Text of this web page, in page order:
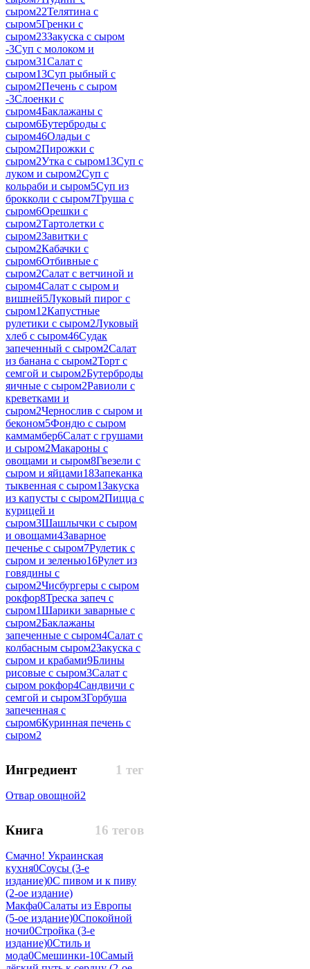
сыром22Телятина с
сыром5Гренки с
сыром23Закуска с сыром
-3Суп с молоком и
сыром31Салат с
сыром13Суп рыбный с
сыром2Печень с сыром
-3Слоенки с
сыром4Баклажаны с
сыром6Бутерброды с
сыром46Оладьи с
сыром2Пирожки с
сыром2Утка с сыром13Суп с
луком и сыром2Суп с
кольраби и сыром5Суп из
брокколи с сыром7Груша с
сыром6Орешки с
сыром2Тартолетки с
сыром2Завитки с
сыром2Кабачки с
сыром6Отбивные с
сыром2Салат с ветчиной и
сыром4Салат с сыром и
вишней5Луковый пирог с
сыром12Капустные
рулетики с сыром2Луковый
хлеб с сыром46Судак
запеченный с сыром2Салат
из банана с сыром2Торт с
семгой и сыром2Бутерброды
яичные с сыром2Равиоли с
креветками и
сыром2Чернослив с сыром и
беконом5Фондю с сыром
каммамбер6Салат с грушами
и сыром2Макароны с
овощами и сыром8Гвезели с
сыром и яйцами18Запеканка
тыквенная с сыром1Закуска
из капусты с сыром2Пицца с
курицей и
сыром3Шашлычки с сыром
и овощами4Заварное
печенье с сыром7Рулетик с
сыром и зеленью16Рулет из
говядины с
сыром2Чисбургеры с сыром
рокфор8Треска запеч с
сыром1Шарики заварные с
сыром2Баклажаны
запеченные с сыром4Салат с
колбасным сыром2Закуска с
сыром и крабами9Блины
рисовые с сыром3Салат с
сыром рокфор4Сандвичи с
семгой и сыром3Горбуша
запеченная с
сыром6Куринная печень с
сыром2
1 тег
Ингредиент
Отвар овощной2
16 тегов
Книга
Смачно! Украинская
кухня0Соусы (3-е
издание)0С пивом и к пиву
(2-ое издание)
Макфа0Салаты из Европы
(5-ое издание)0Спокойной
ночи0Стройка (3-е
издание)0Стиль и
мода0Смешинки-10Самый